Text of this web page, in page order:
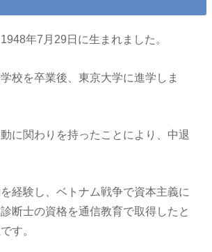
年7月29日に生まれました。
校を卒業後、東京大学に進学しま
に関わりを持ったことにより、中退
経験し、ベトナム戦争で資本主義に
断士の資格を通信教育で取得したと
す。